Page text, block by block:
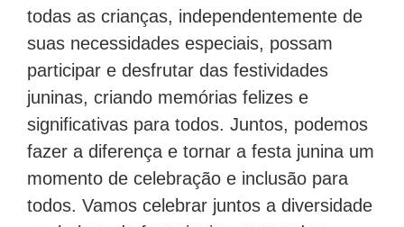
todas as crianças, independentemente de
suas necessidades especiais, possam
participar e desfrutar das festividades
juninas, criando memórias felizes e
significativas para todos. Juntos, podemos
fazer a diferença e tornar a festa junina um
momento de celebração e inclusão para
todos. Vamos celebrar juntos a diversidade